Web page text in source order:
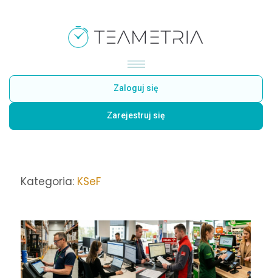
Zaloguj się
Zarejestruj się
Kategoria: KSeF